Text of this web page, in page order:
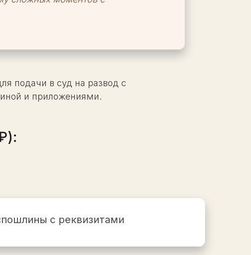
подачи в суд на развод с
и приложениями.
с реквизитами